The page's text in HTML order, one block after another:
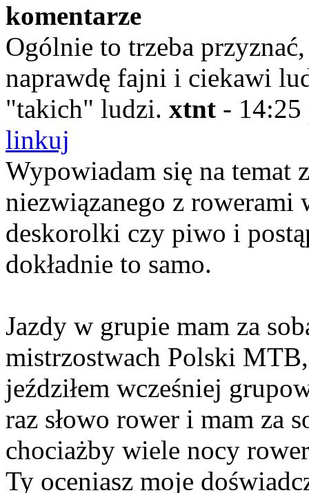
komentarze
Ogólnie to trzeba
naprawdę fajni i ciekawi
"takich" ludzi. xtnt - 14:25
linkuj
Wypowiadam się na temat
niezwiązanego z rowerami
deskorolki czy piwo i
dokładnie to samo.
Jazdy w grupie mam za
mistrzostwach Polski
jeździłem wcześniej
raz słowo rower i mam za
chociażby wiele nocy
Ty oceniasz moje